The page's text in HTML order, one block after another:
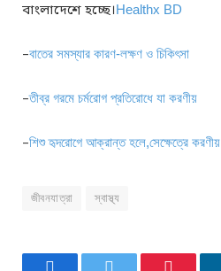
বাংলাদেশে হচ্ছে।Healthx BD
–বাতের সমস্যার কারণ-লক্ষণ ও চিকিৎসা
–তীব্র গরমে চর্মরোগ প্রতিরোধে যা করণীয়
–শিশু হৃদরোগে আক্রান্ত হলে,সেক্ষেত্রে করণীয়
জীবনযাত্রা স্বাস্থ্য